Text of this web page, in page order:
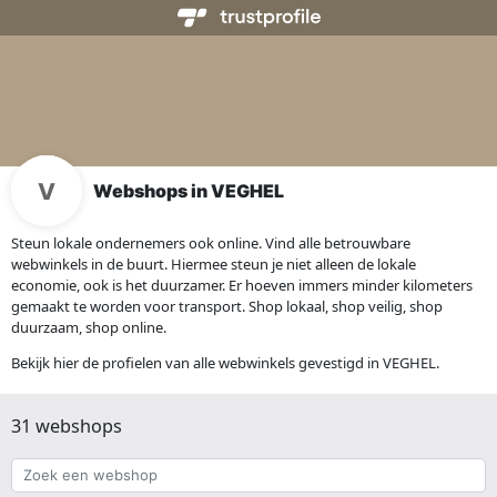
Webshops in VEGHEL
Steun lokale ondernemers ook online. Vind alle betrouwbare
webwinkels in de buurt. Hiermee steun je niet alleen de lokale
economie, ook is het duurzamer. Er hoeven immers minder kilometers
gemaakt te worden voor transport. Shop lokaal, shop veilig, shop
duurzaam, shop online.
Bekijk hier de profielen van alle webwinkels gevestigd in VEGHEL.
31 webshops
Zoek
een